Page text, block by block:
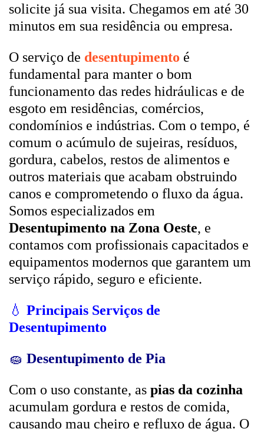
solicite já sua visita. Chegamos em até 30
minutos em sua residência ou empresa.
O serviço de desentupimento é
fundamental para manter o bom
funcionamento das redes hidráulicas e de
esgoto em residências, comércios,
condomínios e indústrias. Com o tempo, é
comum o acúmulo de sujeiras, resíduos,
gordura, cabelos, restos de alimentos e
outros materiais que acabam obstruindo
canos e comprometendo o fluxo da água.
Somos especializados em
Desentupimento na Zona Oeste, e
contamos com profissionais capacitados e
equipamentos modernos que garantem um
serviço rápido, seguro e eficiente.
💧 Principais Serviços de
Desentupimento
🧽 Desentupimento de Pia
Com o uso constante, as pias da cozinha
acumulam gordura e restos de comida,
causando mau cheiro e refluxo de água. O